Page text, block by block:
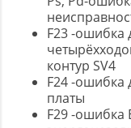
F23 -ошибка
контур SV4
F24 -ошибка
платы
F29 -ошибка